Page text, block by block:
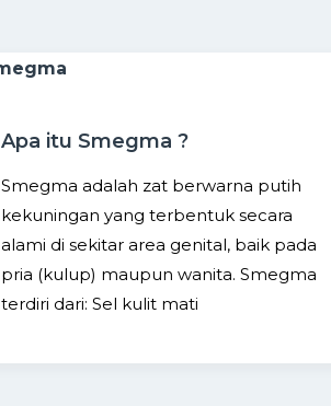
Apa itu Smegma ?
Smegma adalah zat berwarna putih
kekuningan yang terbentuk secara
alami di sekitar area genital, baik pada
pria (kulup) maupun wanita. Smegma
terdiri dari: Sel kulit mati